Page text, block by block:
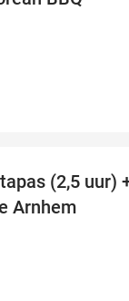
(2,5 uur)
Arnhem